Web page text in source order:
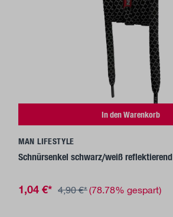
In den Warenkorb
MAN LIFESTYLE
Schnürsenkel schwarz/weiß reflektierend
1,04 €* 4,90 €*(78.78% gespart)